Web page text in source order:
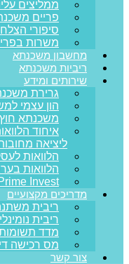
ממליצים
פריים
סיפורי
משרות
מחשבון משכנתא
ריביות משכנתא
שירותים ומידע
גרירת
הון עצמי
משכנתא
איחוד
ליציאה
הלוואות
הלוואות
Invest
מדריכים מקצועיים
ריבית
ריבית
מדד תשומות
מס רכישה
צור קשר